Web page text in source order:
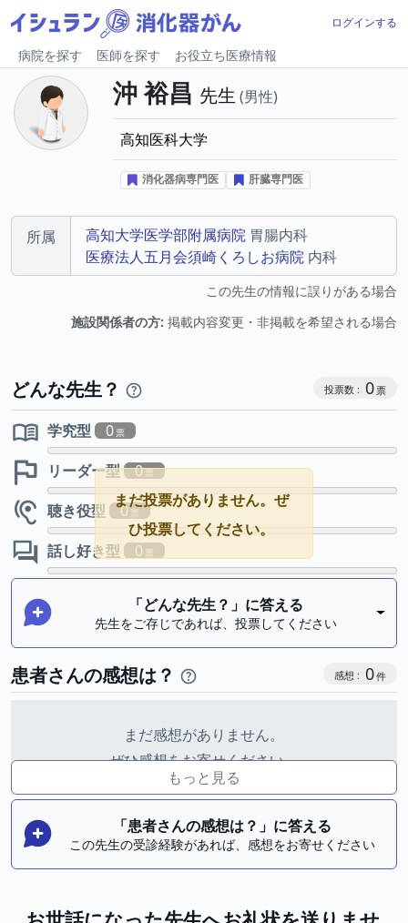
ログインする
病院を探す 医師を探す お役立ち医療情報
沖 裕昌 先生 男性
高知医科大学
消化器病専門医 肝臓専門医
所属 高知大学医学部附属病院 胃腸内科
医療法人五月会須崎くろしお病院 内科
この先生の情報に誤りがある場合
施設関係者の方: 掲載内容変更・非掲載を希望される場合
どんな先生？ コミュニ
0
学究型
0
リーダー型
0
聴き役型
0
話し好き型
0
「どんな先生？」に答える
先生をご存じであれば、投票してください
まだ投票がありません。ぜ
ひ投票してください。
患者さんの感想は？ 感想投稿
0
まだ感想がありません。
ぜひ感想をお寄せください。
もっと見る
「患者さんの感想は？」に答える
この先生の受診経験があれば、感想をお寄せください